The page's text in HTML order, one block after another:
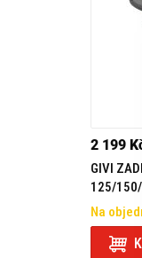
2 199
GIVI
125/150/
Na